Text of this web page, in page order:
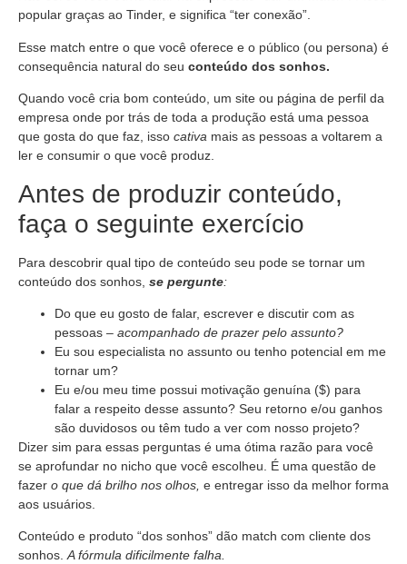
popular graças ao Tinder, e significa “ter conexão”.
Esse match entre o que você oferece e o público (ou persona) é
consequência natural do seu conteúdo dos sonhos.
Quando você cria bom conteúdo, um site ou página de perfil da
empresa onde por trás de toda a produção está uma pessoa
que gosta do que faz, isso cativa mais as pessoas a voltarem a
ler e consumir o que você produz.
Antes de produzir conteúdo,
faça o seguinte exercício
Para descobrir qual tipo de conteúdo seu pode se tornar um
conteúdo dos sonhos, se pergunte:
Do que eu gosto de falar, escrever e discutir com as
pessoas – acompanhado de prazer pelo assunto?
Eu sou especialista no assunto ou tenho potencial em me
tornar um?
Eu e/ou meu time possui motivação genuína ($) para
falar a respeito desse assunto? Seu retorno e/ou ganhos
são duvidosos ou têm tudo a ver com nosso projeto?
Dizer sim para essas perguntas é uma ótima razão para você
se aprofundar no nicho que você escolheu. É uma questão de
fazer o que dá brilho nos olhos, e entregar isso da melhor forma
aos usuários.
Conteúdo e produto “dos sonhos” dão match com cliente dos
sonhos.A fórmula dificilmente falha.